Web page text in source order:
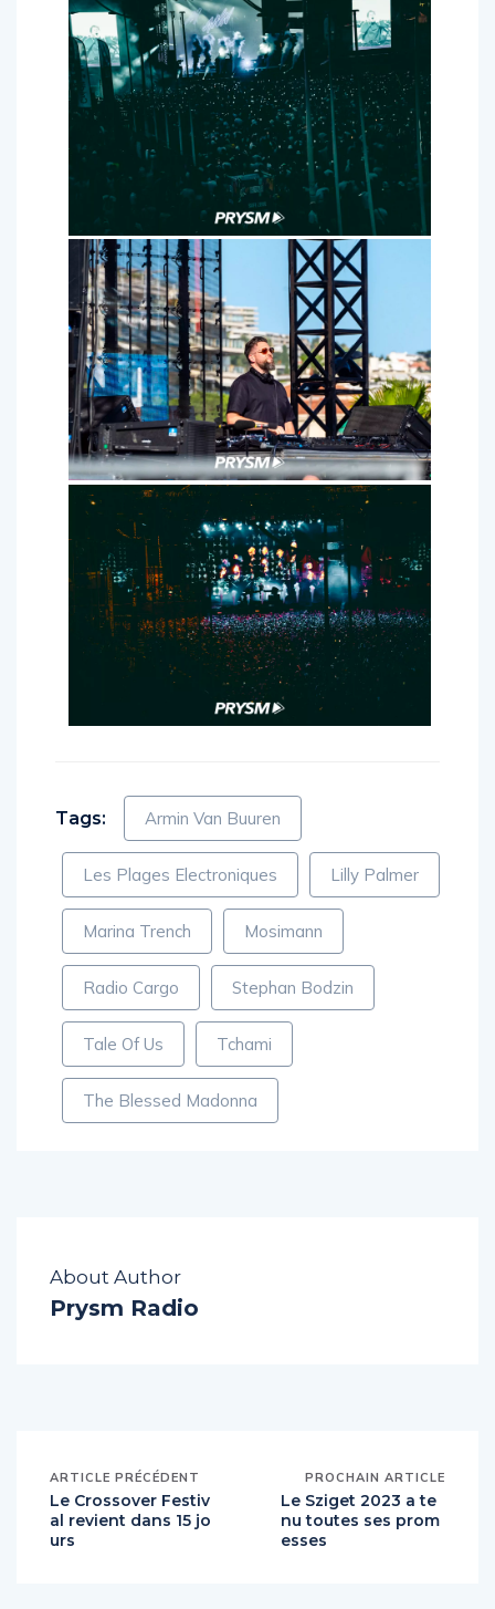
Tags: Armin Van Buuren
Les Plages Electroniques Lilly Palmer
Marina Trench Mosimann
Radio Cargo Stephan Bodzin
Tale Of Us Tchami
The Blessed Madonna
About Author
Prysm Radio
ARTICLE PRÉCÉDENT
Le Crossover Festiv
al revient dans 15 jo
urs
PROCHAIN ARTICLE
Le Sziget 2023 a te
nu toutes ses prom
esses